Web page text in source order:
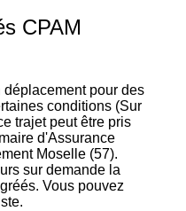
CPAM
pour des
conditions (Sur
trajet peut être pris
d'Assurance
Moselle (57).
sur demande la
Vous pouvez